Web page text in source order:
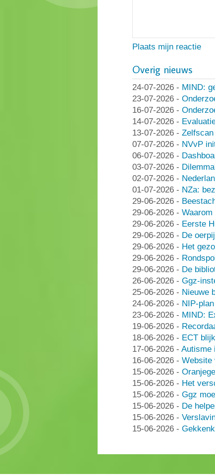
Plaats mijn reactie
Overig nieuws
24-07-2026 - MIND:
23-07-2026 -
16-07-2026 -
14-07-2026 -
13-07-2026 -
07-07-2026 - NVvP
06-07-2026 -
03-07-2026 -
02-07-2026 -
01-07-2026 - NZa:
29-06-2026 -
29-06-2026 -
29-06-2026 - Eerste
29-06-2026 - De
29-06-2026 - Het
29-06-2026 -
29-06-2026 - De
26-06-2026 - Ggz-
25-06-2026 - Nieuwe
24-06-2026 - NIP-
23-06-2026 - MIND:
19-06-2026 -
18-06-2026 - ECT
17-06-2026 - Autisme
16-06-2026 - Website
15-06-2026 -
15-06-2026 - Het
15-06-2026 - Ggz
15-06-2026 - De
15-06-2026 -
15-06-2026 -